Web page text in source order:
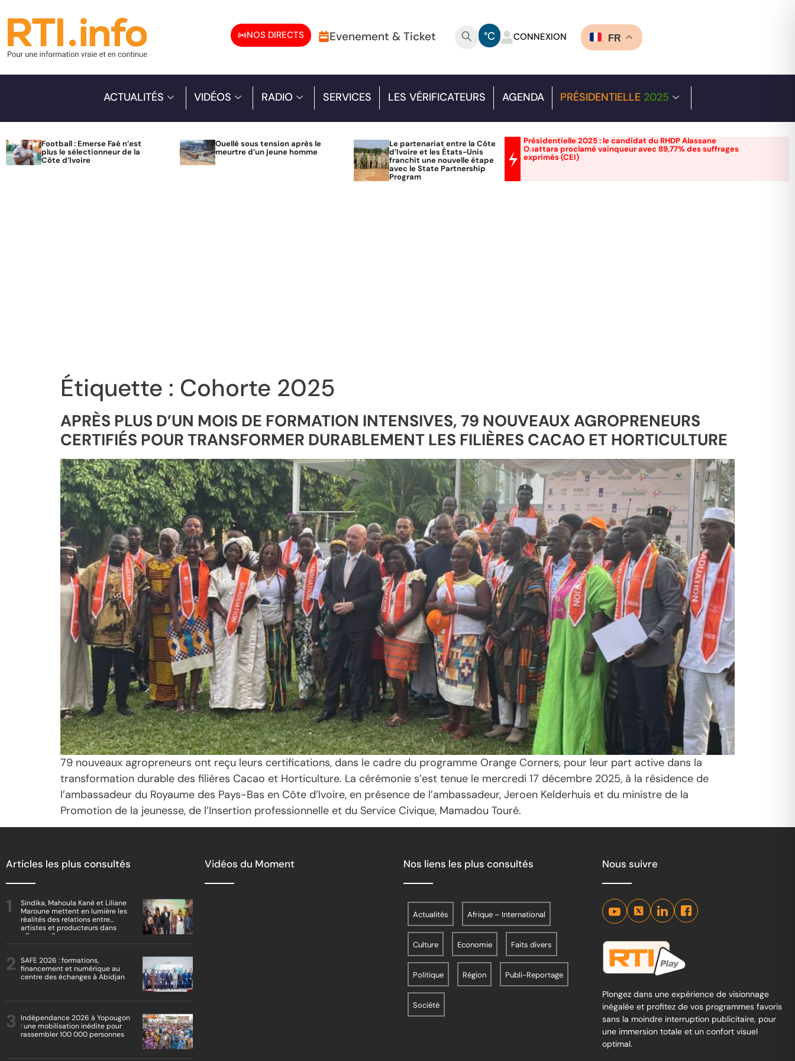
NOS DIRECTS Evenement & Ticket °C CONNEXION FR
ACTUALITÉS VIDÉOS RADIO SERVICES LES VÉRIFICATEURS AGENDA PRÉSIDENTIELLE 2025
Football : Emerse Faé n’est
plus le sélectionneur de la
Côte d’Ivoire
Ouellé sous tension après le
meurtre d’un jeune homme
Le partenariat entre la Côte
d’Ivoire et les États-Unis
franchit une nouvelle étape
avec le State Partnership
Program
Présidentielle 2025 : le candidat du RHDP Alassane
Ouattara proclamé vainqueur avec 89,77% des suffrages
exprimés (CEI)
Étiquette : Cohorte 2025
APRÈS PLUS D’UN MOIS DE FORMATION INTENSIVES, 79 NOUVEAUX AGROPRENEURS
CERTIFIÉS POUR TRANSFORMER DURABLEMENT LES FILIÈRES CACAO ET HORTICULTURE
79 nouveaux agropreneurs ont reçu leurs certifications, dans le cadre du programme Orange Corners, pour leur part active dans la
transformation durable des filières Cacao et Horticulture. La cérémonie s’est tenue le mercredi 17 décembre 2025, à la résidence de
l’ambassadeur du Royaume des Pays-Bas en Côte d’Ivoire, en présence de l’ambassadeur, Jeroen Kelderhuis et du ministre de la
Promotion de la jeunesse, de l’Insertion professionnelle et du Service Civique, Mamadou Touré.
Articles les plus consultés
Sindika, Mahoula Kané et Liliane
Maroune mettent en lumière les
réalités des relations entre
artistes et producteurs dans
« Boss vs Boss »
SAFE 2026 : formations,
financement et numérique au
centre des échanges à Abidjan
Indépendance 2026 à Yopougon
: une mobilisation inédite pour
rassembler 100 000 personnes
Vidéos du Moment Nos liens les plus consultés
Actualités Afrique – International
Culture Economie Faits divers
Politique Région Publi-Reportage
Société
Nous suivre
Plongez dans une expérience de visionnage
inégalée et profitez de vos programmes favoris
sans la moindre interruption publicitaire, pour
une immersion totale et un confort visuel
optimal.